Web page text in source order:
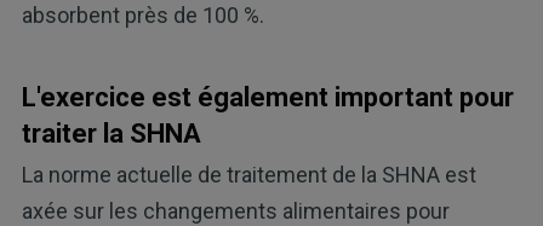
absorbent près de 100 %.
L'exercice est également important pour
traiter la SHNA
La norme actuelle de traitement de la SHNA est
axée sur les changements alimentaires pour